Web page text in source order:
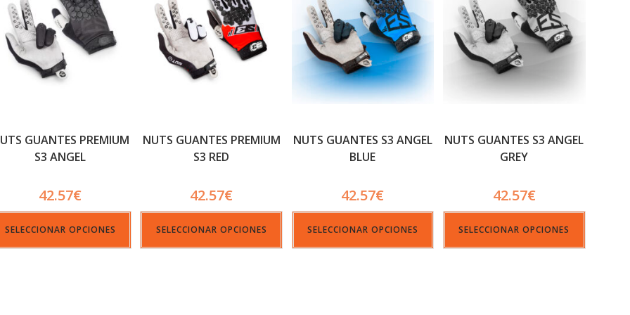
GUANTES PREMIUM
S3 ANGEL
42.57€
SELECCIONAR OPCIONES
NUTS GUANTES PREMIUM
S3 RED
42.57€
SELECCIONAR OPCIONES
NUTS GUANTES S3 ANGEL
BLUE
42.57€
SELECCIONAR OPCIONES
NUTS GUANTES S3 ANGEL
GREY
42.57€
SELECCIONAR OPCIONES